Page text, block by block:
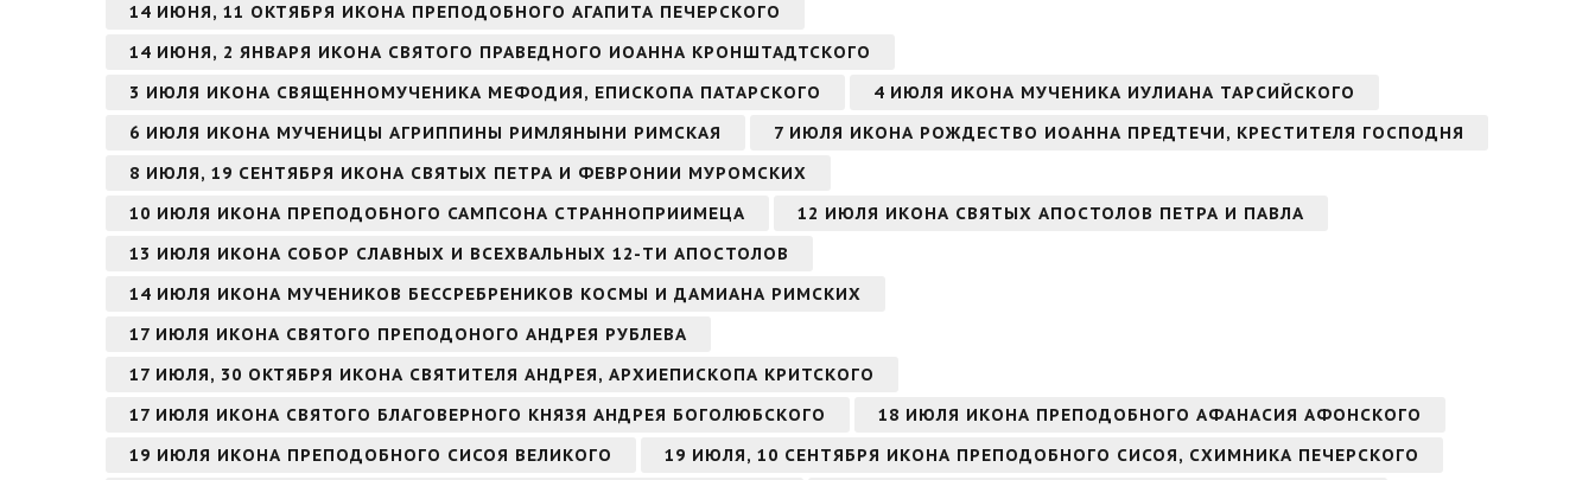
14 ИЮНЯ, 11 ОКТЯБРЯ ИКОНА ПРЕПОДОБНОГО АГАПИТА ПЕЧЕРСКОГО
14 ИЮНЯ, 2 ЯНВАРЯ ИКОНА СВЯТОГО ПРАВЕДНОГО ИОАННА КРОНШТАДТСКОГО
3 ИЮЛЯ ИКОНА СВЯЩЕННОМУЧЕНИКА МЕФОДИЯ, ЕПИСКОПА ПАТАРСКОГО
4 ИЮЛЯ ИКОНА МУЧЕНИКА ИУЛИАНА ТАРСИЙСКОГО
6 ИЮЛЯ ИКОНА МУЧЕНИЦЫ АГРИППИНЫ РИМЛЯНЫНИ РИМСКАЯ
7 ИЮЛЯ ИКОНА РОЖДЕСТВО ИОАННА ПРЕДТЕЧИ, КРЕСТИТЕЛЯ ГОСПОДНЯ
8 ИЮЛЯ, 19 СЕНТЯБРЯ ИКОНА СВЯТЫХ ПЕТРА И ФЕВРОНИИ МУРОМСКИХ
10 ИЮЛЯ ИКОНА ПРЕПОДОБНОГО САМПСОНА СТРАННОПРИИМЕЦА
12 ИЮЛЯ ИКОНА СВЯТЫХ АПОСТОЛОВ ПЕТРА И ПАВЛА
13 ИЮЛЯ ИКОНА СОБОР СЛАВНЫХ И ВСЕХВАЛЬНЫХ 12-ТИ АПОСТОЛОВ
14 ИЮЛЯ ИКОНА МУЧЕНИКОВ БЕССРЕБРЕНИКОВ КОСМЫ И ДАМИАНА РИМСКИХ
17 ИЮЛЯ ИКОНА СВЯТОГО ПРЕПОДОНОГО АНДРЕЯ РУБЛЕВА
17 ИЮЛЯ, 30 ОКТЯБРЯ ИКОНА СВЯТИТЕЛЯ АНДРЕЯ, АРХИЕПИСКОПА КРИТСКОГО
17 ИЮЛЯ ИКОНА СВЯТОГО БЛАГОВЕРНОГО КНЯЗЯ АНДРЕЯ БОГОЛЮБСКОГО
18 ИЮЛЯ ИКОНА ПРЕПОДОБНОГО АФАНАСИЯ АФОНСКОГО
19 ИЮЛЯ ИКОНА ПРЕПОДОБНОГО СИСОЯ ВЕЛИКОГО
19 ИЮЛЯ, 10 СЕНТЯБРЯ ИКОНА ПРЕПОДОБНОГО СИСОЯ, СХИМНИКА ПЕЧЕРСКОГО